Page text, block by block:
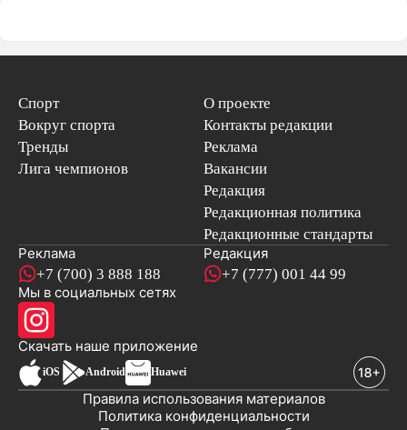
Спорт
Вокруг спорта
Тренды
Лига чемпионов
О проекте
Контакты редакции
Реклама
Вакансии
Редакция
Редакционная политика
Редакционные стандарты
Реклама
+7 (700) 3 888 188
Редакция
+7 (777) 001 44 99
Мы в социальных сетях
Скачать наше приложениеновостей
iOS Android Huawei
Политика конфиденциальности
Правила использования материалов